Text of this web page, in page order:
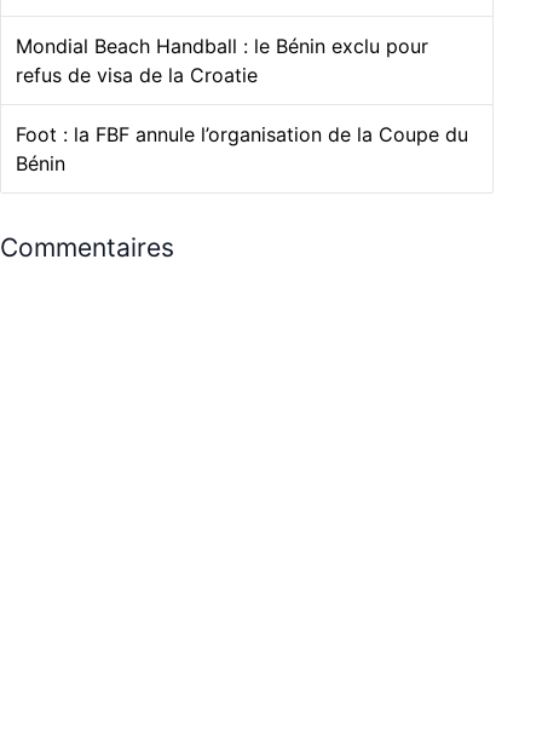
Mondial Beach Handball : le Bénin exclu pour
refus de visa de la Croatie
Foot : la FBF annule l’organisation de la Coupe du
Bénin
Commentaires